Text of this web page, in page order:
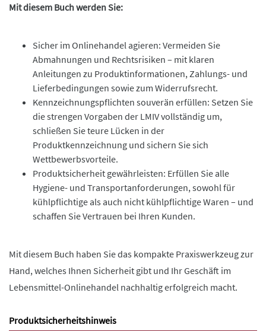
Mit diesem Buch werden Sie:
Sicher im Onlinehandel agieren: Vermeiden Sie
Abmahnungen und Rechtsrisiken – mit klaren
Anleitungen zu Produktinformationen, Zahlungs- und
Lieferbedingungen sowie zum Widerrufsrecht.
Kennzeichnungspflichten souverän erfüllen: Setzen Sie
die strengen Vorgaben der LMIV vollständig um,
schließen Sie teure Lücken in der
Produktkennzeichnung und sichern Sie sich
Wettbewerbsvorteile.
Produktsicherheit gewährleisten: Erfüllen Sie alle
Hygiene- und Transportanforderungen, sowohl für
kühlpflichtige als auch nicht kühlpflichtige Waren – und
schaffen Sie Vertrauen bei Ihren Kunden.
Mit diesem Buch haben Sie das kompakte Praxiswerkzeug zur
Hand, welches Ihnen Sicherheit gibt und Ihr Geschäft im
Lebensmittel-Onlinehandel nachhaltig erfolgreich macht.
Produktsicherheitshinweis